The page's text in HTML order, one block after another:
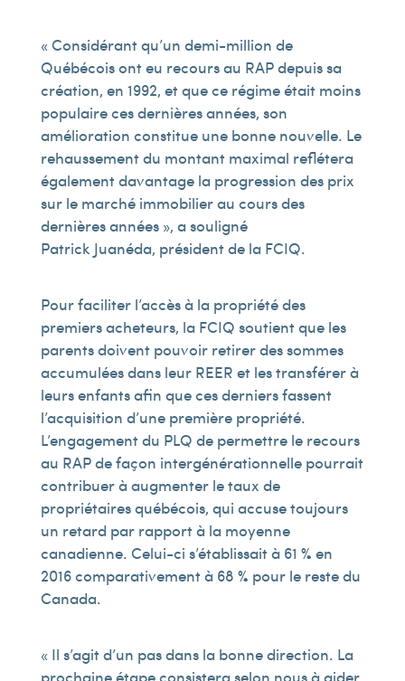
« Considérant qu’un demi-million de
Québécois ont eu recours au RAP depuis sa
création, en 1992, et que ce régime était moins
populaire ces dernières années, son
amélioration constitue une bonne nouvelle. Le
rehaussement du montant maximal reflétera
également davantage la progression des prix
sur le marché immobilier au cours des
dernières années », a souligné
Patrick Juanéda, président de la FCIQ.
Pour faciliter l’accès à la propriété des
premiers acheteurs, la FCIQ soutient que les
parents doivent pouvoir retirer des sommes
accumulées dans leur REER et les transférer à
leurs enfants afin que ces derniers fassent
l’acquisition d’une première propriété.
L’engagement du PLQ de permettre le recours
au RAP de façon intergénérationnelle pourrait
contribuer à augmenter le taux de
propriétaires québécois, qui accuse toujours
un retard par rapport à la moyenne
canadienne. Celui-ci s’établissait à 61 % en
2016 comparativement à 68 % pour le reste du
Canada.
« Il s’agit d’un pas dans la bonne direction. La
prochaine étape consistera selon nous à aider